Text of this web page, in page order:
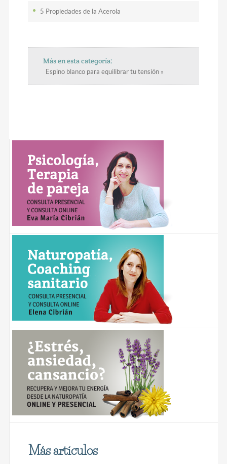
5 Propiedades de la Acerola
Más en esta categoría:
Espino blanco para equilibrar tu tensión »
Más artículos